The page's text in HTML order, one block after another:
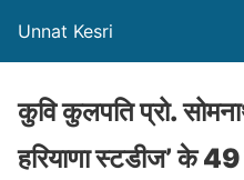
Unnat Kesri
कुवि कुलपति प्रो.
हरियाणा स्टडीज’ के